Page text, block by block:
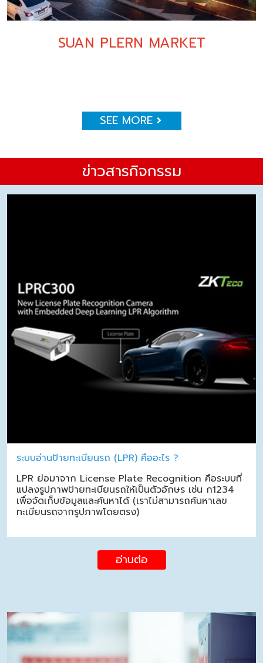
SUAN PLERN MARKET
SEE MORE
ข่าวสารกิจกรรม
ระบบอ่านป้ายทะเบียนรถ (LPR) คืออะไร ?
LPR ย่อมาจาก License Plate Recognition คือระบบที่
แปลงรูปภาพป้ายทะเบียนรถให้เป็นตัวอักษร เช่น ก1234
เพื่อจัดเก็บข้อมูลและค้นหาได้ (เราไม่สามารถค้นหาเลข
ทะเบียนรถจากรูปภาพโดยตรง)
อ่านต่อ